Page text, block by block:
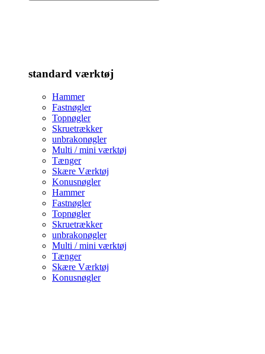
standard værktøj
Hammer
Fastnøgler
Topnøgler
Skruetrækker
unbrakonøgler
Multi / mini værktøj
Tænger
Skære Værktøj
Konusnøgler
Hammer
Fastnøgler
Topnøgler
Skruetrækker
unbrakonøgler
Multi / mini værktøj
Tænger
Skære Værktøj
Konusnøgler